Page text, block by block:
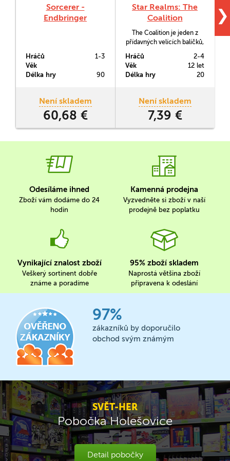
Sorcerer -
Endbringer
Hráčů
1-3
Věk
Délka hry
90
Není skladem
60,68 €
Star Realms: The
Coalition
The Coalition je jeden z
přídavných velících balíčků,
společně se základní edicí
Star Realms: Frontiers.
Hráčů
2-4
Věk
12 let
Délka hry
20
Není skladem
7,39 €
❯
Odesíláme ihned
Zboží vám dodáme do 24
hodin
Kamenná prodejna
Vyzvedněte si zboží v naší
prodejně bez poplatku
Vynikající znalost zboží
Veškerý sortinent dobře
známe a poradíme
95% zboží skladem
Naprostá většina zboží
připravena k odeslání
97%
zákazníků by doporučilo
obchod svým známým
SVĚT-HER
Pobočka Holešovice
Detail pobočky